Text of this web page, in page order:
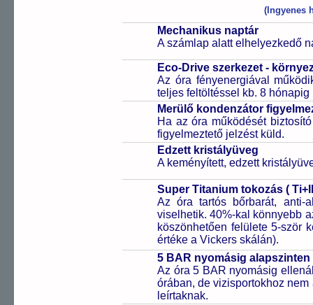
(Ingyenes
Mechanikus naptár
A számlap alatt elhelyezkedő
Eco-Drive szerkezet -
Az óra fényenergiával
teljes feltöltéssel kb. 8
Merülő kondenzátor
Ha az óra működését
figyelmeztető jelzést küld.
Edzett kristályüveg
A keményített, edzett
Super Titanium tokozás (
Az óra tartós bőrbarát, anti-
viselhetik. 40%-kal könnyebb
köszönhetően felülete 5-ször
értéke a Vickers skálán).
5 BAR nyomásig alapszinten
Az óra 5 BAR nyomásig
órában, de vizisportokhoz
leírtaknak.